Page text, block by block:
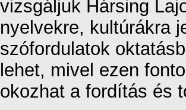
vizsgáljuk Hársing
nyelvekre, kultúrákra
szófordulatok
lehet, mivel ezen
okozhat a fordítás és